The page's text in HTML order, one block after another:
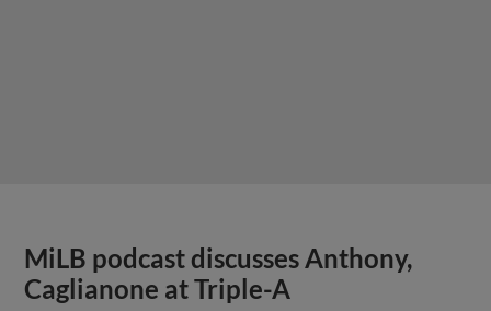
MiLB podcast discusses Anthony,
Caglianone at Triple-A